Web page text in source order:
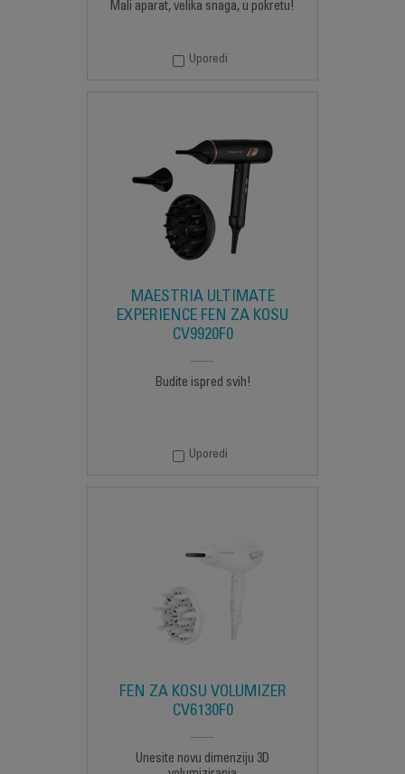
Mali aparat, velika snaga, u pokretu!
Uporedi
MAESTRIA ULTIMATE
EXPERIENCE FEN ZA KOSU
CV9920F0
Budite ispred svih!
Uporedi
FEN ZA KOSU VOLUMIZER
CV6130F0
Unesite novu dimenziju 3D